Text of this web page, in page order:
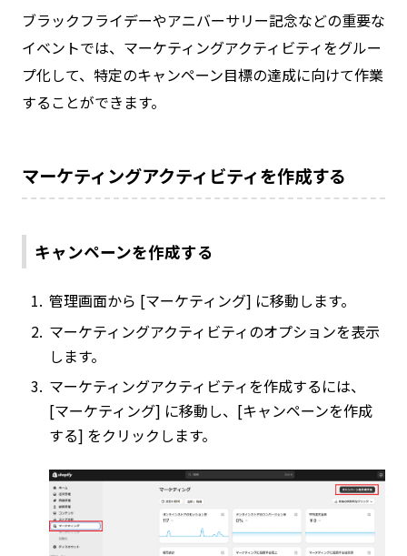
ブラックフライデーやアニバーサリー記念などの重要な
イベントでは、マーケティングアクティビティをグルー
プ化して、特定のキャンペーン目標の達成に向けて作業
することができます。
マーケティングアクティビティを作成する
キャンペーンを作成する
管理画面から [マーケティング] に移動します。
マーケティングアクティビティのオプションを表示
します。
マーケティングアクティビティを作成するには、
[マーケティング] に移動し、[キャンペーンを作成
する] をクリックします。